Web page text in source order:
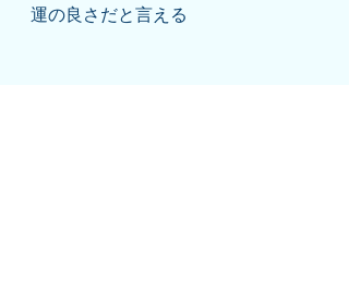
運の良さだと言える